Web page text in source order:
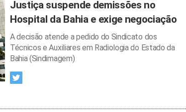
Justiça suspende demissões no
Hospital da Bahia e exige negociação
A decisão atende a pedido do Sindicato dos
Técnicos e Auxiliares em Radiologia do Estado da
Bahia (Sindimagem)